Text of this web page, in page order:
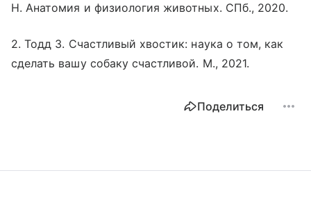
Н. Анатомия и физиология животных. СПб., 2020.
2. Тодд З. Счастливый хвостик: наука о том, как
сделать вашу собаку счастливой. М., 2021.
Поделиться